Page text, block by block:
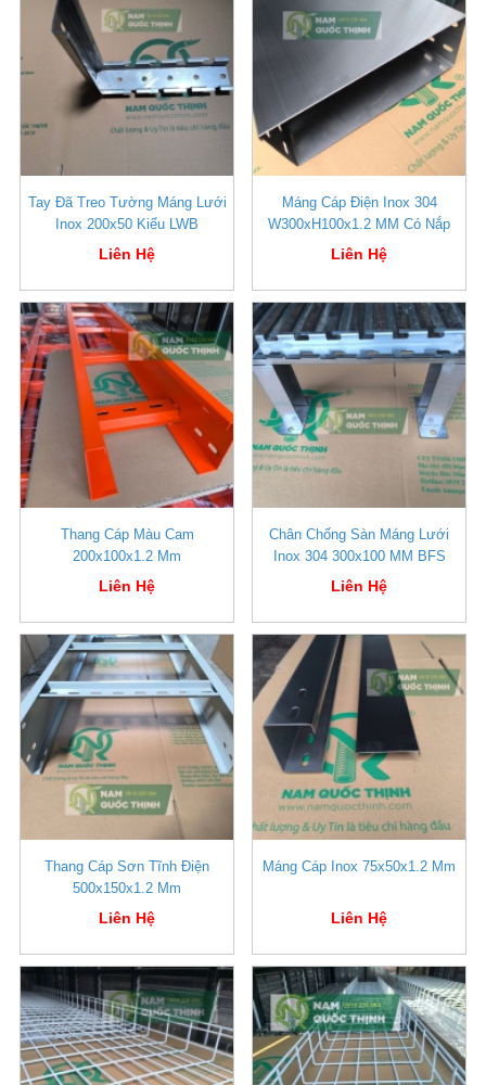
Tay Đã Treo Tường Máng Lưới
Inox 200x50 Kiểu LWB
Liên Hệ
Máng Cáp Điện Inox 304
W300xH100x1.2 MM Có Nắp
Liên Hệ
Thang Cáp Màu Cam
200x100x1.2 Mm
Liên Hệ
Chân Chống Sàn Máng Lưới
Inox 304 300x100 MM BFS
Liên Hệ
Thang Cáp Sơn Tĩnh Điện
500x150x1.2 Mm
Liên Hệ
Máng Cáp Inox 75x50x1.2 Mm
Liên Hệ